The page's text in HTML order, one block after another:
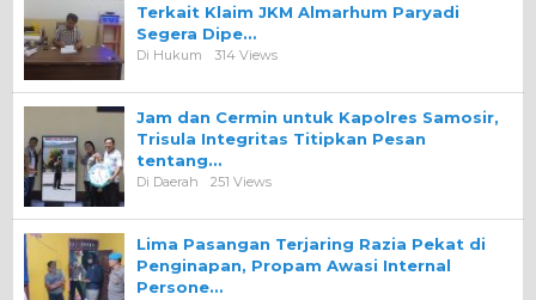
Terkait Klaim JKM Almarhum Paryadi
Segera Dipe…
Di Hukum 314 Views
Jam dan Cermin untuk Kapolres Samosir,
Trisula Integritas Titipkan Pesan
tentang…
Di Daerah 251 Views
Lima Pasangan Terjaring Razia Pekat di
Penginapan, Propam Awasi Internal
Persone…